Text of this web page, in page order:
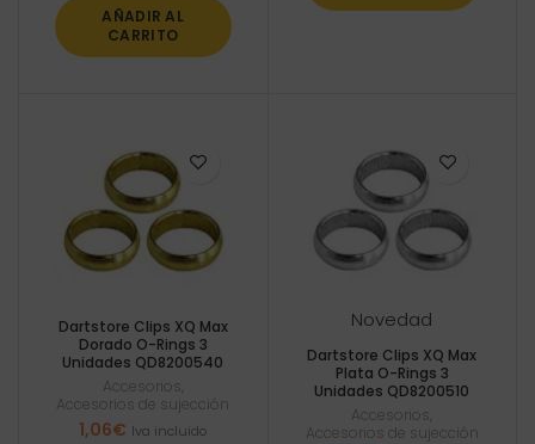
AÑADIR AL
CARRITO
Dartstore Clips XQ Max
Dorado O-Rings 3
Unidades QD8200540
Accesorios
Accesorios de sujección
1,06€ Iva incluido
Novedad
Dartstore Clips XQ Max
Plata O-Rings 3
Unidades QD8200510
Accesorios
Accesorios de sujección